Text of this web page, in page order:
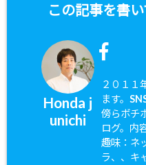
この記事を書
Honda j
unichi
２０１１
ます。
傍らボチ
ログ。内
趣味：ネ
ラ、、キ